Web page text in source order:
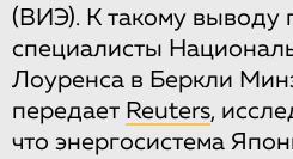
(ВИЭ). К такому выводу
специалисты
Лоуренса в Беркли
передает Reuters,
что энергосистема